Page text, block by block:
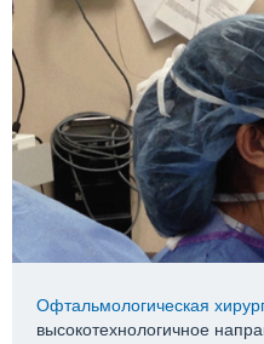
Офтальмологическая
высокотехнологичное